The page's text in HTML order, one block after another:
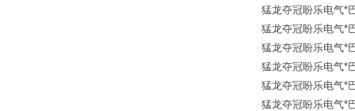
猛龙夺冠盼乐电气*
猛龙夺冠盼乐电气*
猛龙夺冠盼乐电气*
猛龙夺冠盼乐电气*
猛龙夺冠盼乐电气*
猛龙夺冠盼乐电气*